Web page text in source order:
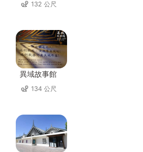
132 公尺
異域故事館
134 公尺